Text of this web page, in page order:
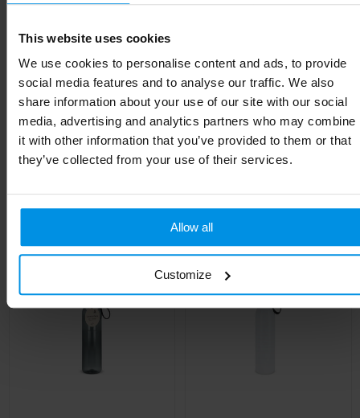
This website uses cookies
We use cookies to personalise content and ads, to provide
social media features and to analyse our traffic. We also
share information about your use of our site with our social
media, advertising and analytics partners who may combine
it with other information that you’ve provided to them or that
they’ve collected from your use of their services.
Allow all
Customize
Materiaal Beukenhout, PP, rPET
Kleur transparant
Soort Standaard uitvoering
Hoogte 20 cm
Gerelateerde producten